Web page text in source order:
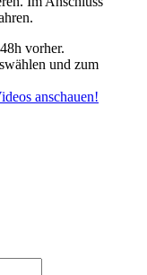
vorher.
und zum
anschauen!